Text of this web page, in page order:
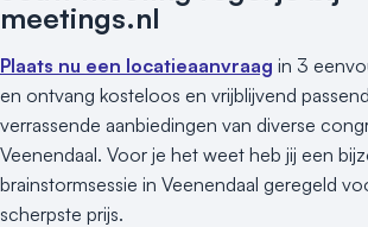
Theater
meetings.nl
Plaats nu een locatieaanvraag in 3
en ontvang kosteloos en vrijblijvend
verrassende aanbiedingen van diverse
Veenendaal. Voor je het weet heb jij een
brainstormsessie in Veenendaal geregeld
scherpste prijs.